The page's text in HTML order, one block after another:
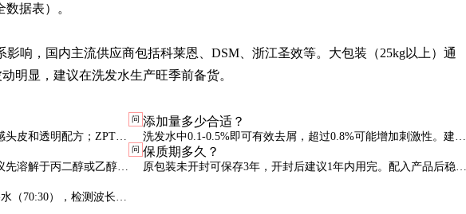
据表）。
响，国内主流供应商包括科莱恩、DSM、浙江圣效等。大包装（25kg以上）通
明显，建议在洗发水生产旺季前备货。
皮和透明配方；ZPT成
产品多选用吡罗克酮。
问 添加量多少合适？
洗发水中0.1-0.5%即可有效去屑，超过0.8%可能增加刺激性。建议
先做小试确定最佳用量。
溶解于丙二醇或乙醇后
问 保质期多久？
原包装未开封可保存3年，开封后建议1年内用完。配入产品后稳定
（70:30），检测波长